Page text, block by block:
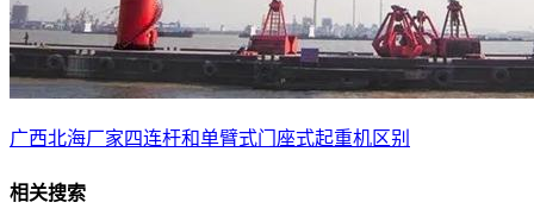
广西北海厂家四连杆和单臂式门座式起重机区别
相关搜索